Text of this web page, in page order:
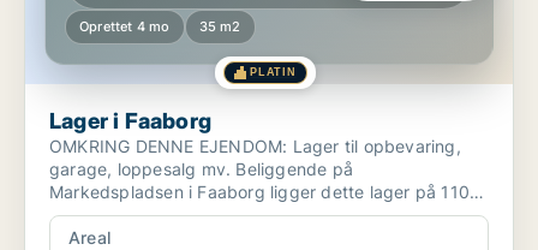
Oprettet 4 mo 35 m2
PLATIN
Lager i Faaborg
OMKRING DENNE EJENDOM: Lager til opbevaring,
garage, loppesalg mv. Beliggende på
Markedspladsen i Faaborg ligger dette lager på 110
m2. Lejemålet er i stuepl...
Areal